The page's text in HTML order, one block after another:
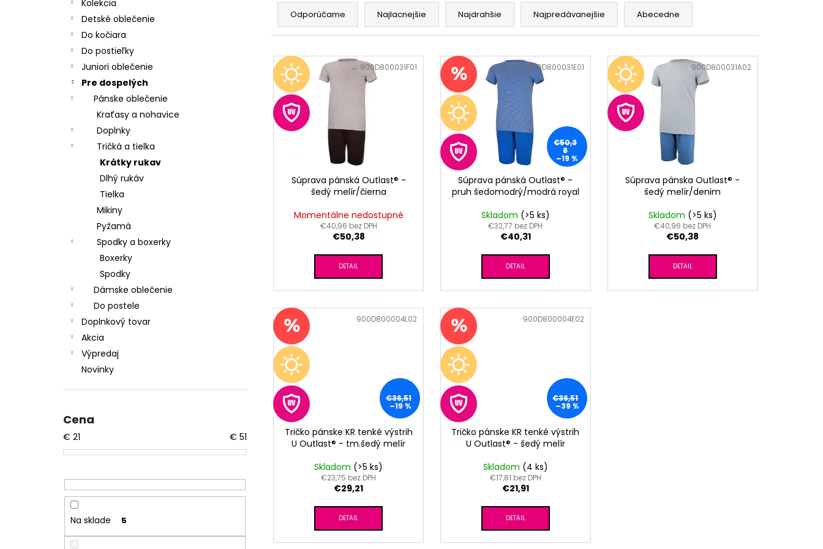
Kolekcia
Detské oblečenie
Do kočiara
Do postieľky
Juniori oblečenie
Pre dospelých
Pánske oblečenie
Kraťasy a nohavice
Doplnky
Tričká a tielka
Krátky rukav
Dlhý rukáv
Tielka
Mikiny
Pyžamá
Spodky a boxerky
Boxerky
Spodky
Dámske oblečenie
Do postele
Doplnkový tovar
Akcia
Výpredaj
Novinky
Cena
€ 21 € 51
Na sklade 5
d
n
i
e
p
r
Odporúčame Najlacnejšie Najdrahšie Najpredávanejšie Abecedne
V
ý
p
i
s
p
Súprava pánská Outlast® -
šedý melír/čierna
Momentálne nedostupné
€40,96 bez DPH
€50,38
DETAIL
Kód: 900D800031F01
€50,3
8
–19 %
Súprava pánská Outlast® -
pruh šedomodrý/modrá royal
Skladom (>5 ks)
€32,77 bez DPH
€40,31
DETAIL
900D800031E01
Súprava pánska Outlast® -
šedý melír/denim
Skladom (>5 ks)
€40,96 bez DPH
€50,38
DETAIL
900D800031A02
€36,51
–19 %
Tričko pánske KR tenké výstrih
U Outlast® - tm.šedý melír
Skladom (>5 ks)
€23,75 bez DPH
€29,21
DETAIL
900D800004L02
€36,51
–39 %
Tričko pánske KR tenké výstrih
U Outlast® - šedý melír
Skladom (4 ks)
€17,81 bez DPH
€21,91
DETAIL
900D800004E02
€54,58
€9,62
€41,98